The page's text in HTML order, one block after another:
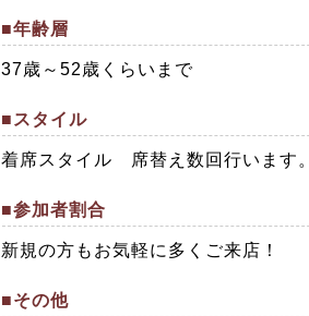
■年齢層
37歳～52歳くらいまで
■スタイル
着席スタイル 席替え数回行います。
■参加者割合
新規の方もお気軽に多くご来店！
■その他